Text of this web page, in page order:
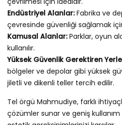
Endüstriyel Alanlar:Fabrika ve
çevresinde güvenliği sağlamak için
Kamusal Alanlar:Parklar, oyun
kullanılır.
Yüksek Güvenlik Gerektiren
bölgeler ve depolar gibi yüksek
jiletli ve dikenli teller tercih edilir.
Tel örgü Mahmudiye, farklı
çözümler sunar ve geniş kullanım